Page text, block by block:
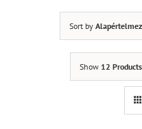
Sort by
Show 12 Products